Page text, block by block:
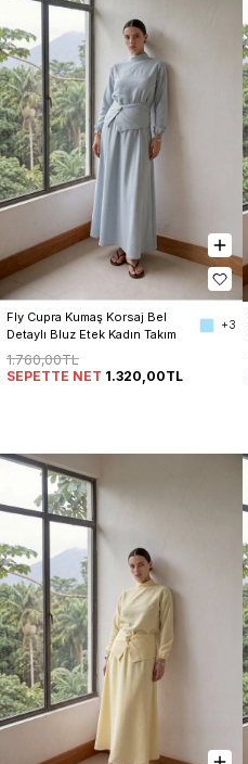
Fly Cupra Kumaş Korsaj Bel
Detaylı Bluz Etek Kadın Takım
+3
1.760,00TL
SEPETTE NET 1.320,00TL